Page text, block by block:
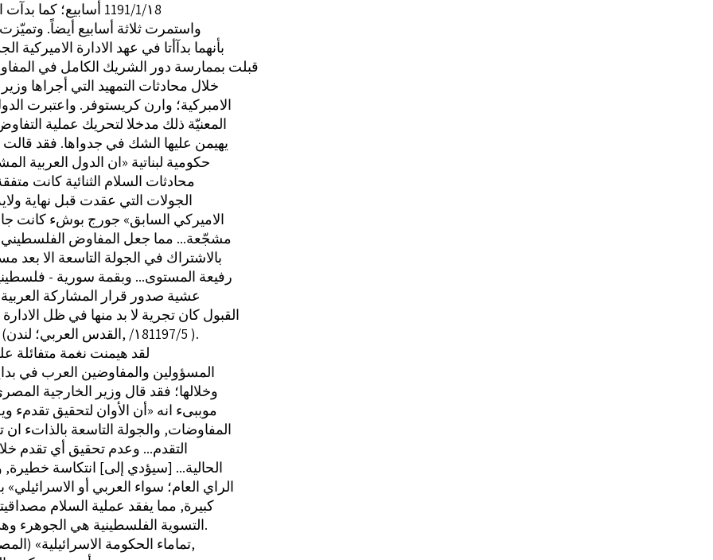
‏واستمرت ثلاثة أسابيع أيضاً. وتميّزت
بأنهما بدآأتا في عهد الادارة الاميركية
قبلت بممارسة دور الشريك الكامل في
خلال محادثات التمهيد التي أجراها
الامبركية؛ وارن كريستوفر. واعتبرت
المعنيّة ذلك مدخلا لتحريك عملية
يهيمن عليها الشك في جدواها. فقد
حكومية لبناتية «ان الدول العربية
محادثات السلام الثنائية كانت
الجولات التي عقدت قبل نهاية
الاميركي السابق» جورج بوشء كانت
مشجّعة... مما جعل المفاوض الفلسطيني
بالاشتراك في الجولة التاسعة الا بعد
رفيعة المستوى... وبقمة سورية -
عشية صدور قرار المشاركة
القبول كان تجرية لا بد منها في ظل الادارة
الجديدة» (القدس العربي؛ لندن, ‎/١8‏ 1197/5).
لقد هيمنت نغمة متفائلة
المسؤولين والمفاوضين العرب في
وخلالها؛ فقد قال وزير الخارجية
موببىء انه «أن الأوان لتحقيق
المفاوضات, والجولة التاسعة بالذاتء
التقدم... وعدم تحقيق أي تقدم
الحالية... [سيؤدي إلى] انتكاسة
الراي العام؛ سواء العربي أو الاسرائيلي»
كبيرة, مما يفقد عملية السلام
التسوية الفلسطينية هي الجوهرء وهذا مأ تعيه.
تماماء الحكومة الاسرائيلية» (المصدر نقسه,